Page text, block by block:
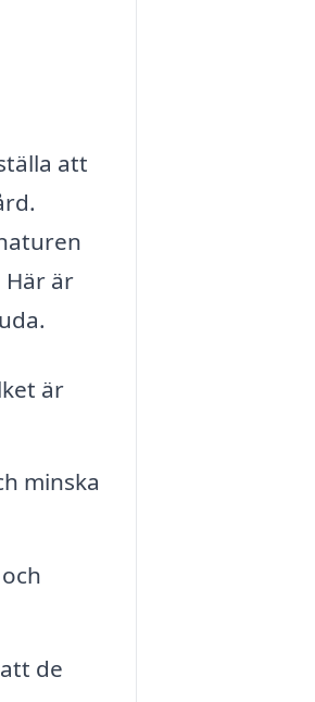
att
är
är
minska
de